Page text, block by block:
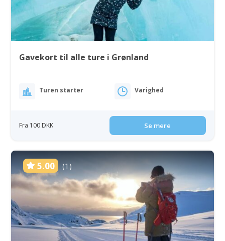
Gavekort til alle ture i Grønland
Turen starter Varighed
Fra 100 DKK Se mere
5.00 (1)